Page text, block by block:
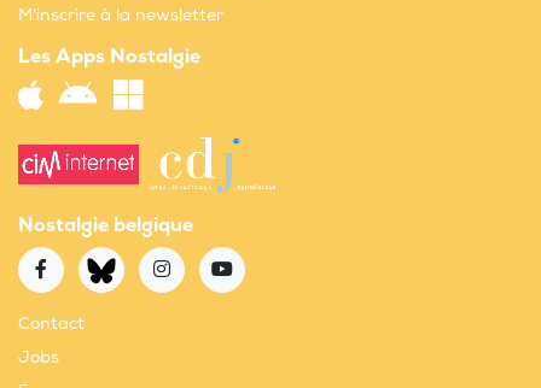
M'inscrire à la newsletter
Les Apps Nostalgie
Nostalgie belgique
Contact
Jobs